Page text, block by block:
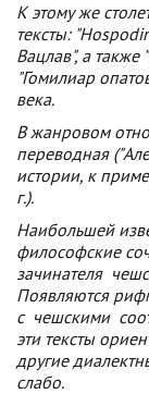
К этому же
тексты:
Вацлав", а также
"Гомилиар
века.
В жанровом
переводная
истории, к
г.).
Наибольшей
философские
зачинателя
Появляются
с чешскими
эти тексты
другие
слабо.